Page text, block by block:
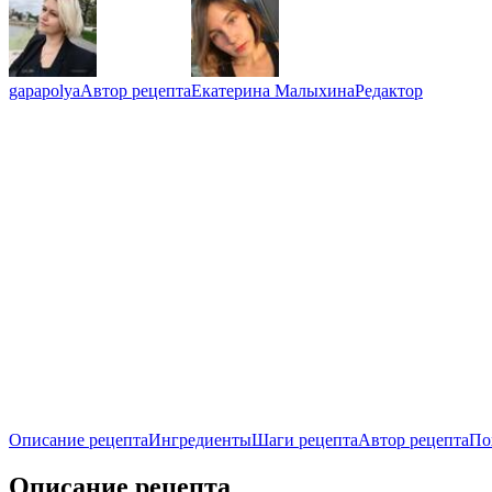
gapapolyaАвтор рецептаЕкатерина МалыхинаРедактор
Описание рецептаИнгредиентыШаги рецептаАвтор рецепта
Описание рецепта